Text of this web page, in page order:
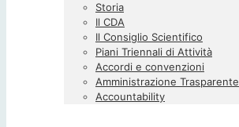
Storia
Il CDA
Il Consiglio Scientifico
Piani Triennali di Attività
Accordi e convenzioni
Amministrazione Trasparente
Accountability